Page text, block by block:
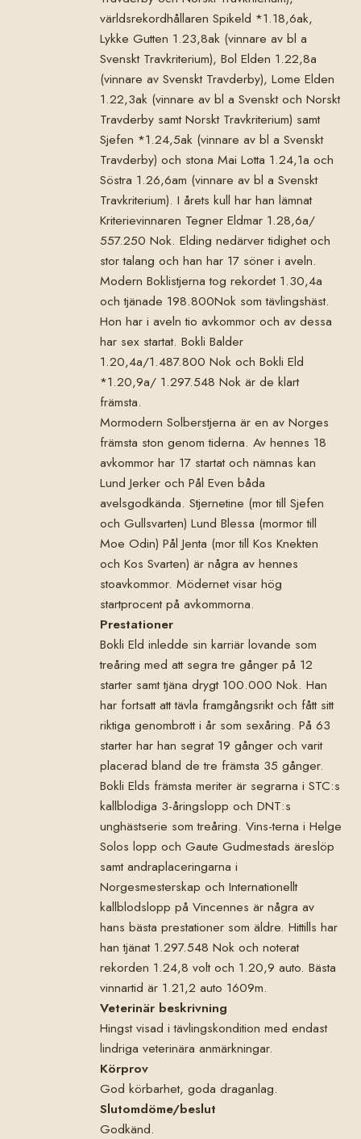
världsrekord­hållaren Spikeld *1.18,6ak,
Lykke Gutten 1.23,8ak (vinnare av bl a
Svenskt Travkriterium), Bol Elden 1.22,8a
(vinnare av Svenskt Travderby), Lome Elden
1.22,3ak (vinnare av bl a Svenskt och Norskt
Travderby samt Norskt Travkriterium) samt
Sjefen *1.24,5ak (vinnare av bl a Svenskt
Travderby) och stona Mai Lotta 1.24,1a och
Söstra 1.26,6am (vinnare av bl a Svenskt
Travkriterium). I årets kull har han lämnat
Kriterievinnaren Tegner Eldmar 1.28,6a/
557.250 Nok. Elding nedärver tidighet och
stor talang och han har 17 söner i aveln.
Modern Boklistjerna tog rekordet 1.30,4a
och tjänade 198.800Nok som tävlingshäst.
Hon har i aveln tio avkommor och av dessa
har sex startat. Bokli Balder
1.20,4a/1.487.800 Nok och Bokli Eld
*1.20,9a/ 1.297.548 Nok är de klart
främsta.
Mormodern Solberstjerna är en av Norges
främsta ston genom tiderna. Av hennes 18
avkommor har 17 startat och nämnas kan
Lund Jerker och Pål Even båda
avelsgodkända. Stjernetine (mor till Sjefen
och Gullsvarten) Lund Blessa (mormor till
Moe Odin) Pål Jenta (mor till Kos Knekten
och Kos Svarten) är några av hennes
stoavkommor. Mödernet visar hög
startprocent på avkommorna.
Prestationer
Bokli Eld inledde sin karriär lovande som
treåring med att segra tre gånger på 12
starter samt tjäna drygt 100.000 Nok. Han
har fortsatt att tävla framgångsrikt och fått sitt
riktiga genombrott i år som sexåring. På 63
starter har han segrat 19 gånger och varit
placerad bland de tre främsta 35 gånger.
Bokli Elds främsta meriter är segrarna i STC:s
kallblodiga 3-åringslopp och DNT:s
unghästserie som treåring. Vins-terna i Helge
Solos lopp och Gaute Gudmestads äreslöp
samt andraplaceringarna i
Norgesmesterskap och Internationellt
kallblodslopp på Vincennes är några av
hans bästa prestationer som äldre. Hittills har
han tjänat 1.297.548 Nok och noterat
rekorden 1.24,8 volt och 1.20,9 auto. Bästa
vinnartid är 1.21,2 auto 1609m.
Veterinär beskrivning
Hingst visad i tävlingskondition med endast
lindriga veterinära anmärkningar.
Körprov
God körbarhet, goda draganlag.
Slutomdöme/beslut
Godkänd.